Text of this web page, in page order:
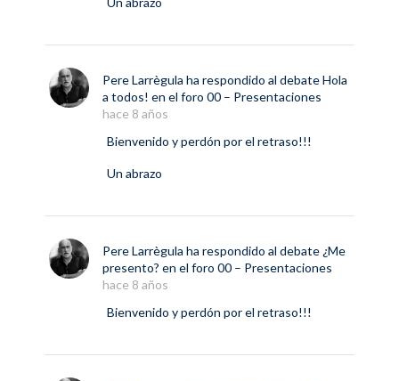
Pere Larrègula ha respondido al debateHola
a todos! en el foro 00 – Presentaciones
hace 8 años
Bienvenido y perdón por el retraso!!!
Un abrazo
Pere Larrègula ha respondido al debate¿Me
presento? en el foro 00 – Presentaciones
hace 8 años
Bienvenido y perdón por el retraso!!!